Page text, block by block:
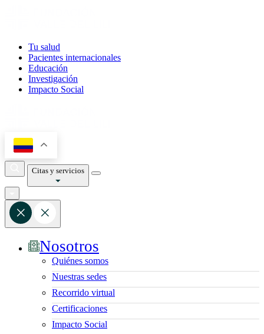
Tu salud
Pacientes internacionales
Educación
Investigación
Impacto Social
Citas y servicios
Nosotros
Quiénes somos
Nuestras sedes
Recorrido virtual
Certificaciones
Impacto Social